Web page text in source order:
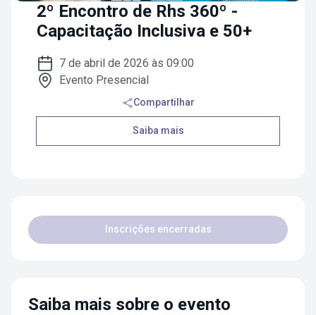
2º Encontro de Rhs 360º -
Capacitação Inclusiva e 50+
7 de abril de 2026 às 09:00
Evento Presencial
Compartilhar
Saiba mais
Inscrições encerradas
Saiba mais sobre o evento